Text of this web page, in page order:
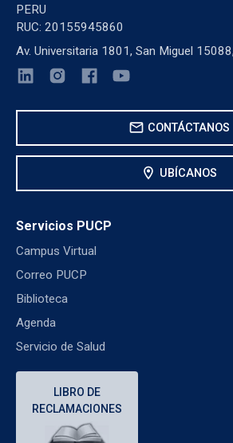
PERU
RUC: 20155945860
Av. Universitaria 1801, San Miguel
mail CONTÁCTANOS
location_on UBÍCANOS
Servicios PUCP
Campus Virtual
Correo PUCP
Biblioteca
Agenda
Servicio de Salud
LIBRO DE
RECLAMACIONES